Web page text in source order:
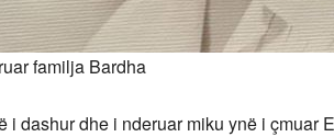
familja Bardha
i dashur dhe i nderuar miku ynë i çmuar